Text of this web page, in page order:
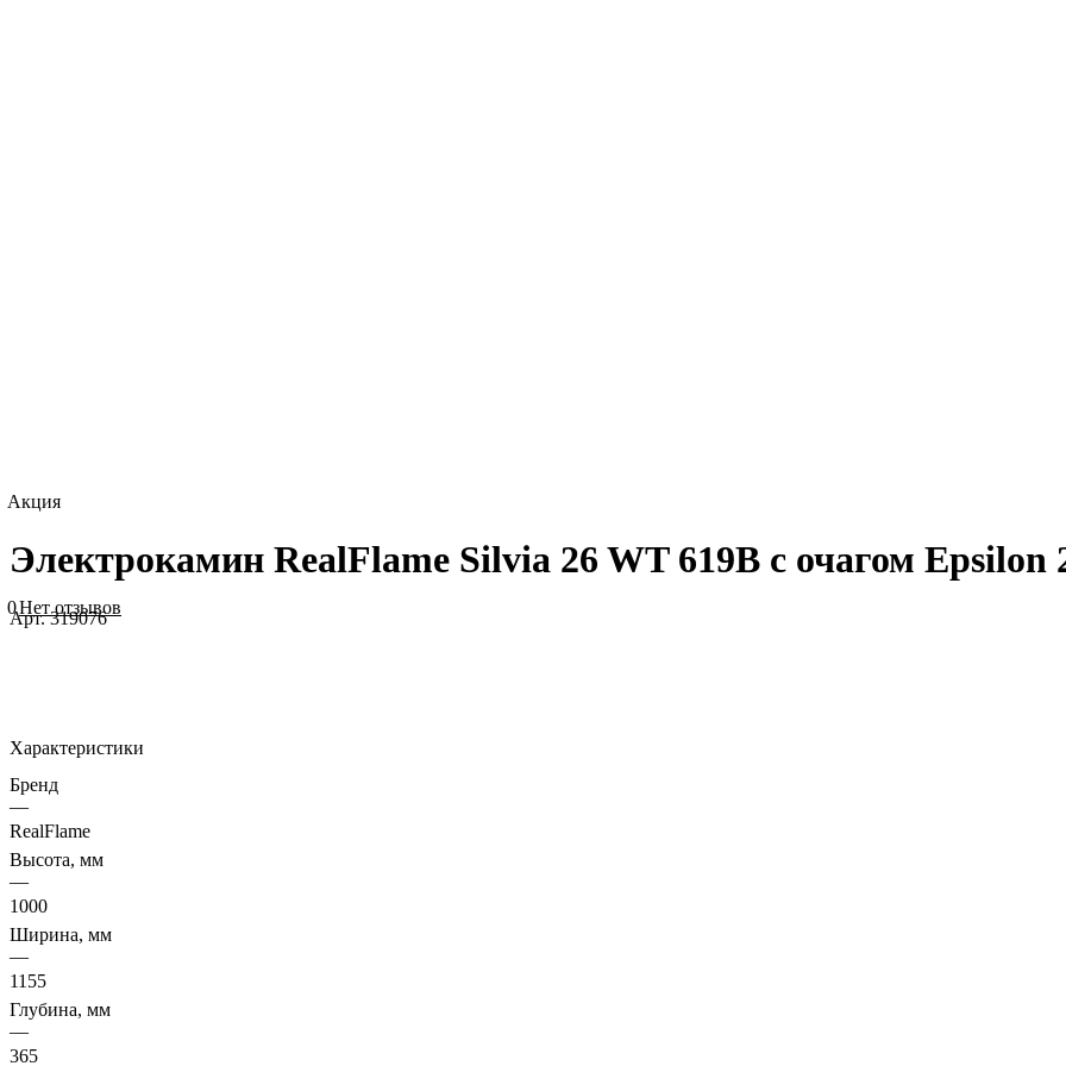
Акция
Электрокамин RealFlame Silvia 26 WT 619B с очагом Epsilon
0Нет отзывов
Арт.319076
Характеристики
Бренд
—
RealFlame
Высота, мм
—
1000
Ширина, мм
—
1155
Глубина, мм
—
365